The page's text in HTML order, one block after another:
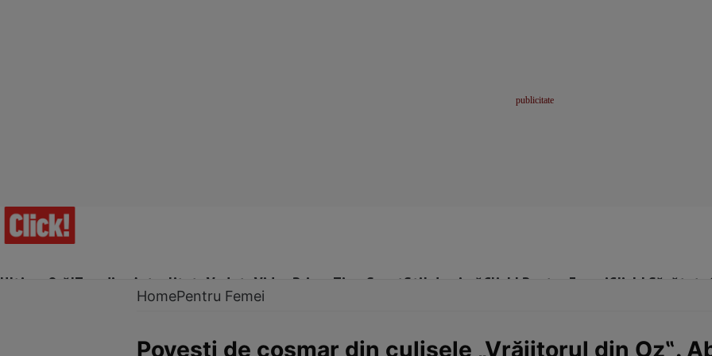
Ultima Oră!Trending Actualitate Vedete Video Prime Time SportStil de viațăClick! Pentru FemeiClick! Sănătate
HomePentru Femei
Poveşti de coşmar din culisele „Vrăjitorul din Oz‟.